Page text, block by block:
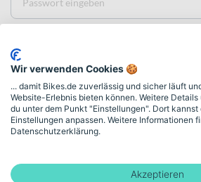
Jetzt anmelden
Noch kein Kunde?
Jetzt registrieren
Wir verwenden Cookies 🍪
... damit Bikes.de zuverlässig und sicher läuft
Website-Erlebnis bieten können. Weitere
du unter dem Punkt "Einstellungen". Dort
Einstellungen anpassen. Weitere Informationen
Datenschutzerklärung.
Akzeptieren